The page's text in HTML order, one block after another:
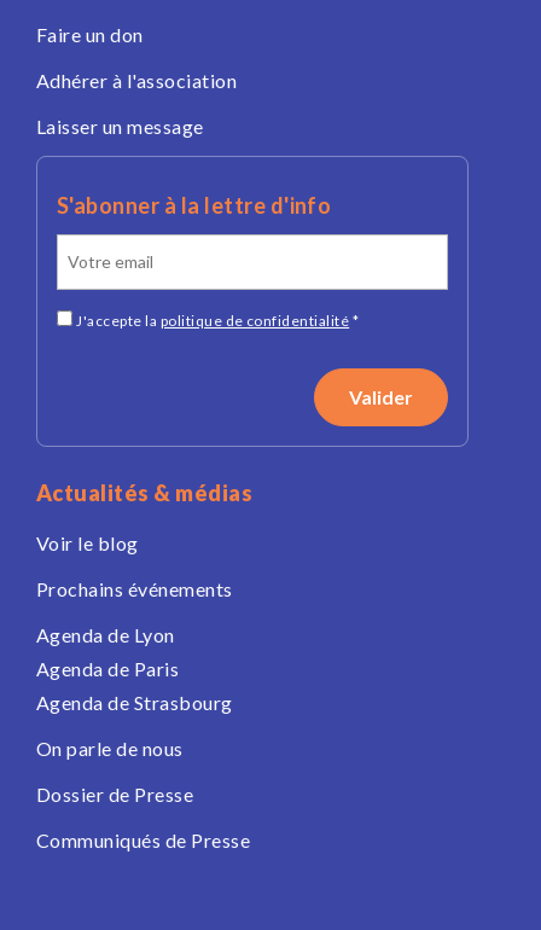
Faire un don
Adhérer à l'association
Laisser un message
S'abonner à la lettre d'info
J'accepte la politique de confidentialité *
Actualités & médias
Voir le blog
Prochains événements
Agenda de Lyon
Agenda de Paris
Agenda de Strasbourg
On parle de nous
Dossier de Presse
Communiqués de Presse